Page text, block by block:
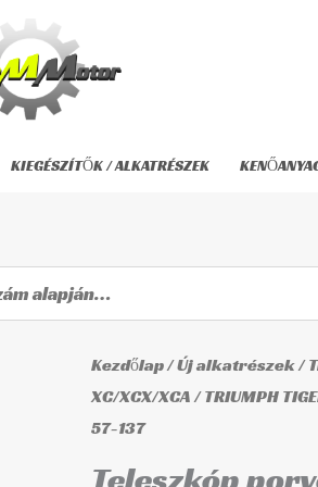
KIEGÉSZÍTŐK / ALKATRÉSZEK
Kezdőlap/Új alkatrészek/
XC/XCX/XCA /TRIUMPH
57-137
Teleszkóp
porvédő
57-
137